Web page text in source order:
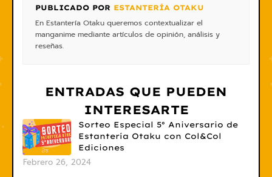
PUBLICADO POR ESTANTERÍA OTAKU
En Estantería Otaku queremos contextualizar el
manganime mediante artículos de opinión, análisis y
reseñas.
ENTRADAS QUE PUEDEN
INTERESARTE
Sorteo Especial 5º Aniversario de
Estantería Otaku con Col&Col
Ediciones
Febrero 26, 2024